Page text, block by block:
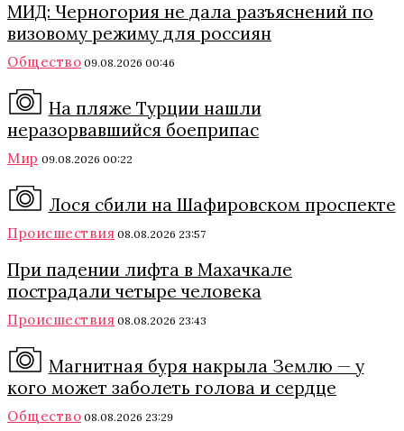
МИД: Черногория не дала разъяснений по
визовому режиму для россиян
Общество 09.08.2026 00:46
На пляже Турции нашли
неразорвавшийся боеприпас
Мир 09.08.2026 00:22
Лося сбили на Шафировском проспекте
Происшествия 08.08.2026 23:57
При падении лифта в Махачкале
пострадали четыре человека
Происшествия 08.08.2026 23:43
Магнитная буря накрыла Землю — у
кого может заболеть голова и сердце
Общество 08.08.2026 23:29